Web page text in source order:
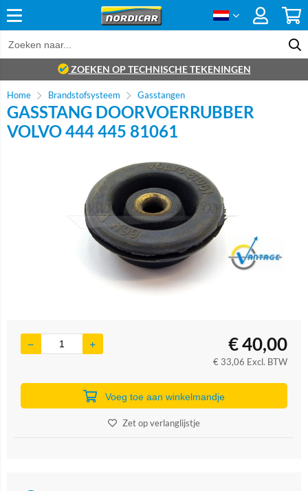
ZOEKEN OP TECHNISCHE TEKENINGEN
Home Brandstofsysteem Gasstangen
GASSTANG DOORVOERRUBBER
VOLVO 444 445 81061
Brand
€40,00
€ 33,06 Excl. BTW
Voeg toe aan winkelmandje
Zet op verlanglijstje